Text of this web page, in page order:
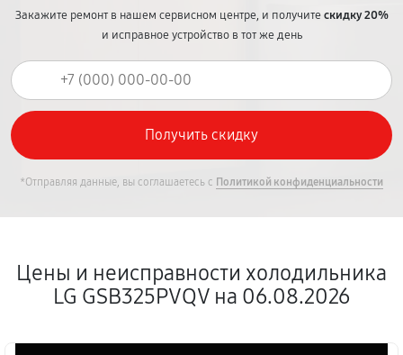
Закажите ремонт в нашем сервисном центре, и получитескидку 20%
и исправное устройство в тот же день
*Отправляя данные, вы соглашаетесь с Политикой конфиденциальности
Цены и неисправности холодильника
LG GSB325PVQV на 06.08.2026